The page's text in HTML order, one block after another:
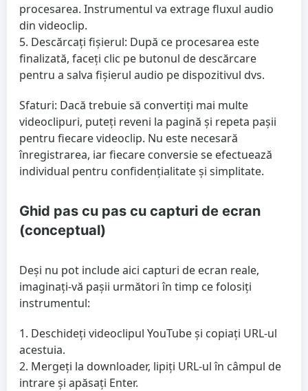
procesarea. Instrumentul va extrage fluxul audio
din videoclip.
Descărcați fișierul: După ce procesarea este
finalizată, faceți clic pe butonul de descărcare
pentru a salva fișierul audio pe dispozitivul dvs.
Sfaturi: Dacă trebuie să convertiți mai multe
videoclipuri, puteți reveni la pagină și repeta pașii
pentru fiecare videoclip. Nu este necesară
înregistrarea, iar fiecare conversie se efectuează
individual pentru confidențialitate și simplitate.
Ghid pas cu pas cu capturi de ecran
(conceptual)
Deși nu pot include aici capturi de ecran reale,
imaginați-vă pașii următori în timp ce folosiți
instrumentul:
Deschideți videoclipul YouTube și copiați URL-ul
acestuia.
Mergeți la downloader, lipiți URL-ul în câmpul de
intrare și apăsați Enter.